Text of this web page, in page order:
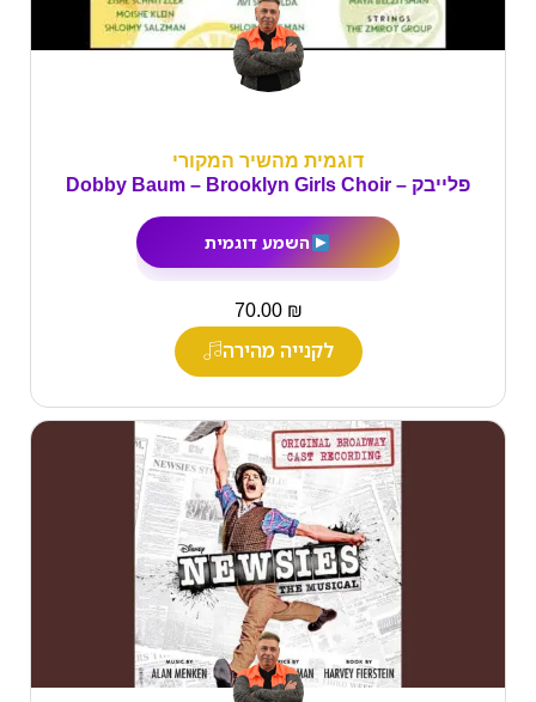
דוגמית מהשיר המקורי
פלייבק – Dobby Baum – Brooklyn Girls Choir
השמע דוגמית
70.00 ₪
לקנייה מהירה